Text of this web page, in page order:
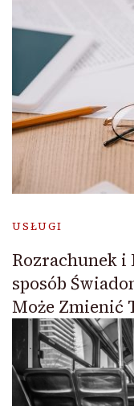
USŁUGI
Rozrachunek i
sposób
Może Zmienić